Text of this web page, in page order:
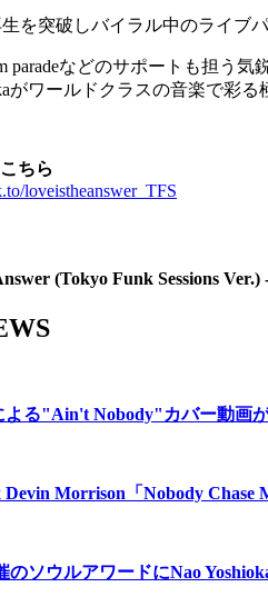
を突破しバイラル中のライブ
paradeなどのサポートも担う気
がワールドクラスの音楽で彩る
ちら
loveistheanswer_TFS
(Tokyo Funk Sessions Ver.)
よる"Ain't Nobody"カバー動画
Devin Morrison「Nobody Chase
のソウルアワードにNao